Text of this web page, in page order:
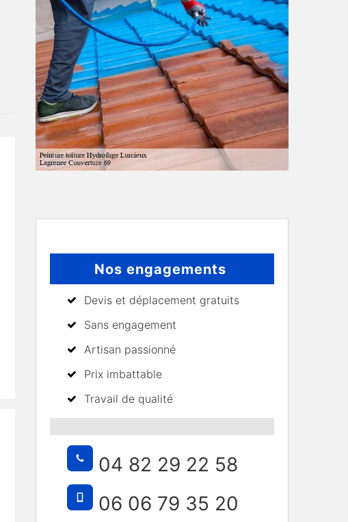
Nos engagements
Devis et déplacement gratuits
Sans engagement
Artisan passionné
Prix imbattable
Travail de qualité
04 82 29 22 58
06 06 79 35 20